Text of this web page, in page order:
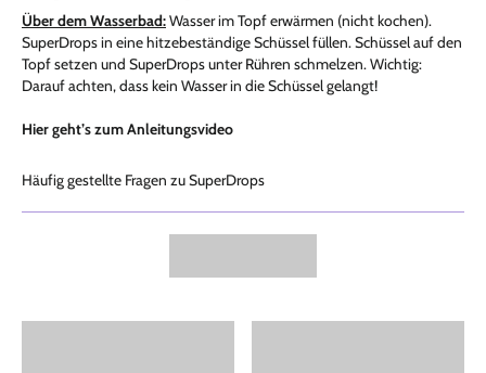
Über dem Wasserbad:Wasser im Topf erwärmen (nicht kochen).
SuperDrops in eine hitzebeständige Schüssel füllen. Schüssel auf den
Topf setzen und SuperDrops unter Rühren schmelzen. Wichtig:
Darauf achten, dass kein Wasser in die Schüssel gelangt!
Hier geht’s zum Anleitungsvideo
Häufig gestellte Fragen zu SuperDrops